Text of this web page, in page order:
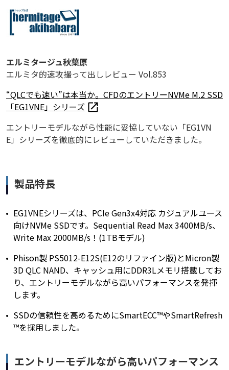
エルミタージュ秋葉原
エルミタ的速攻撮って出しレビュー Vol.853
“QLCでも速い”は本当か。CFDのエントリーNVMe M.2 SSD
「EG1VNE」シリーズ
エントリーモデルながら性能に妥協していない「EG1VN
E」シリーズを徹底的にレビューしていただきました。
製品特長
EG1VNEシリーズは、PCIe Gen3x4対応 カジュアルユース
向けNVMe SSDです。Sequential Read Max 3400MB/s、
Write Max 2000MB/s！(1TBモデル)
Phison製 PS5012-E12S(E12のリファイン版)とMicron製
3D QLC NAND、キャッシュ用にDDR3Lメモリ搭載してお
り、エントリーモデルながら高いパフォーマンスを発揮
します。
SSDの信頼性を高めるためにSmartECC™やSmartRefresh
™を採用しました。
エントリーモデルながら高いパフォーマンス